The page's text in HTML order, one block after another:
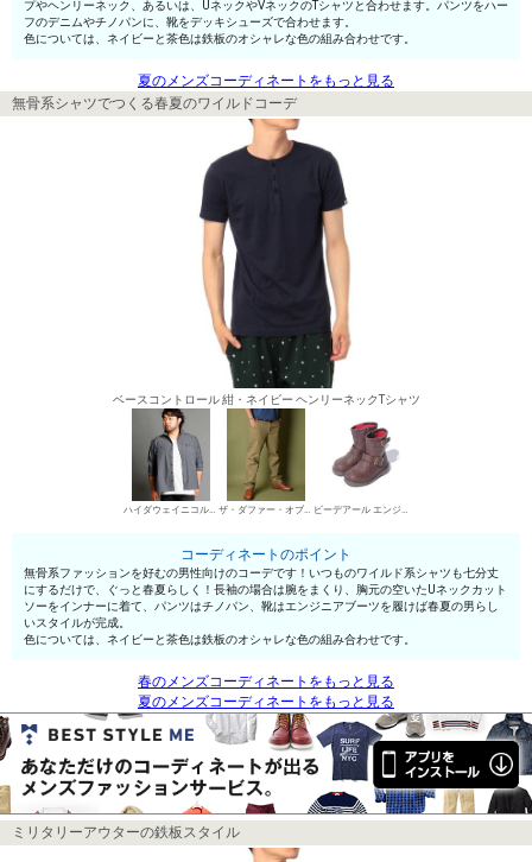
プやヘンリーネック、あるいは、UネックやVネックのTシャツと合わせます。パンツをハー
フのデニムやチノパンに、靴をデッキシューズで合わせます。
色については、ネイビーと茶色は鉄板のオシャレな色の組み合わせです。
夏のメンズコーディネートをもっと見る
無骨系シャツでつくる春夏のワイルドコーデ
ベースコントロール 紺・ネイビー ヘンリーネックTシャツ
ハイダウェイニコル（大きいサイズ） ミリタリーシャツ ザ・ダファー・オブ・セントジョージ チノパン・綿パン ビーデアール エンジニア・ペコスブーツ
コーディネートのポイント
無骨系ファッションを好むの男性向けのコーデです！いつものワイルド系シャツも七分丈
にするだけで、ぐっと春夏らしく！長袖の場合は腕をまくり、胸元の空いたUネックカット
ソーをインナーに着て、パンツはチノパン、靴はエンジニアブーツを履けば春夏の男らし
いスタイルが完成。
色については、ネイビーと茶色は鉄板のオシャレな色の組み合わせです。
春のメンズコーディネートをもっと見る
夏のメンズコーディネートをもっと見る
ミリタリーアウターの鉄板スタイル